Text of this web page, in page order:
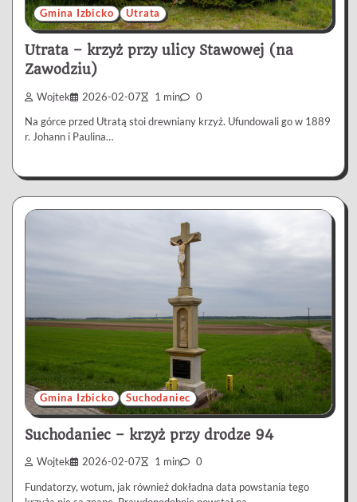
Gmina Izbicko Utrata
Utrata – krzyż przy ulicy Stawowej (na
Zawodziu)
Wojtek 2026-02-07 1 min 0
Na górce przed Utratą stoi drewniany krzyż. Ufundowali go w 1889
r. Johann i Paulina…
Gmina Izbicko Suchodaniec
Suchodaniec – krzyż przy drodze 94
Wojtek 2026-02-07 1 min 0
Fundatorzy, wotum, jak również dokładna data powstania tego